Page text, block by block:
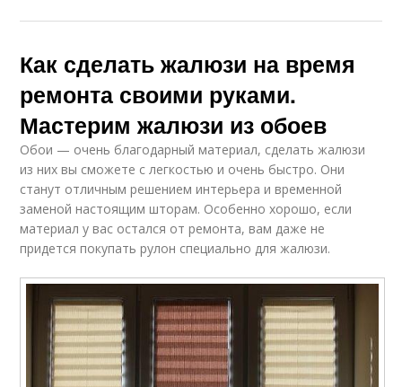
Как сделать жалюзи на время
ремонта своими руками.
Мастерим жалюзи из обоев
Обои — очень благодарный материал, сделать жалюзи
из них вы сможете с легкостью и очень быстро. Они
станут отличным решением интерьера и временной
заменой настоящим шторам. Особенно хорошо, если
материал у вас остался от ремонта, вам даже не
придется покупать рулон специально для жалюзи.